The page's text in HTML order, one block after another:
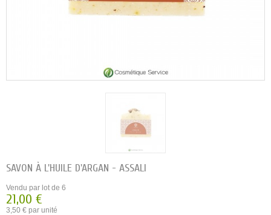
SAVON À L'HUILE D'ARGAN - ASSALI
Vendu par lot de 6
21,00 €
3,50 € par unité